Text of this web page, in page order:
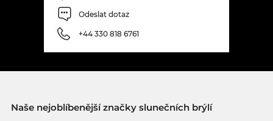
Odeslat dotaz
+44 330 818 6761
Naše nejoblíbenější značky slunečních brýlí